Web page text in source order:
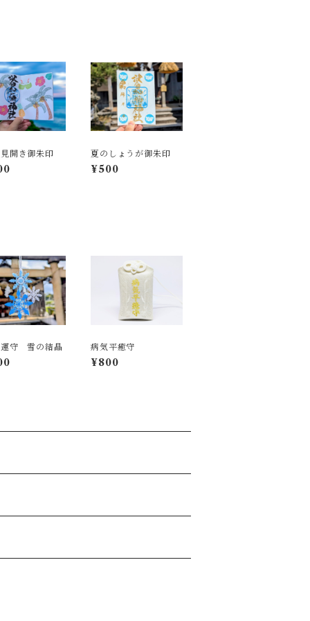
見開き御朱印 夏のしょうが御朱印
¥500
運守 雪の結晶 病気平癒守
¥800